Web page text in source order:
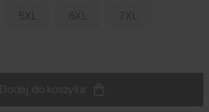
5XL 6XL 7XL
Dodaj do koszyka